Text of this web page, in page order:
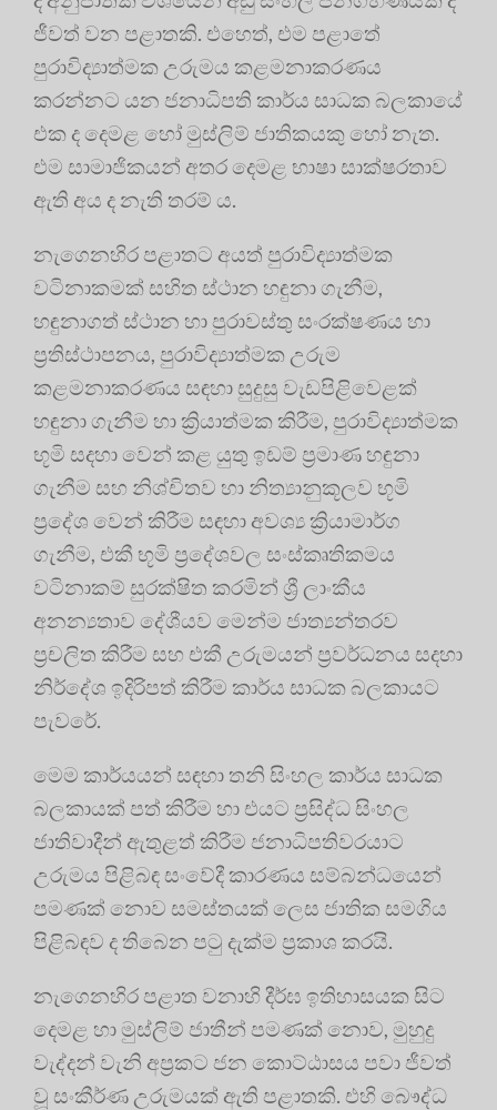
ජීවත් වන පළාතකි. එහෙත්, එම පළාතේ
පුරාවිද්‍යාත්මක උරුමය කළමනාකරණය
කරන්නට යන ජනාධිපති කාර්ය සාධක බලකායේ
එක ද දෙමළ හෝ මුස්ලිම් ජාතිකයකු හෝ නැත.
එම සාමාජිකයන් අතර දෙමළ භාෂා සාක්ෂරතාව
ඇති අය ද නැති තරම් ය.
නැගෙනහිර පළාතට අයත් පුරාවිද්‍යාත්මක
වටිනාකමක් සහිත ස්ථාන හඳුනා ගැනීම,
හඳුනාගත් ස්ථාන හා පුරාවස්තු සංරක්ෂණය හා
ප්‍රතිස්ථාපනය, පුරාවිද්‍යාත්මක උරුම
කළමනාකරණය සඳහා සුදුසු වැඩපිළිවෙළක්
හඳුනා ගැනීම හා ක්‍රියාත්මක කිරීම, පුරාවිද්‍යාත්මක
භූමි සදහා වෙන් කළ යුතු ඉඩම් ප්‍රමාණ හඳුනා
ගැනීම සහ නිශ්චිතව හා නිත්‍යානුකූලව භූමි
ප්‍රදේශ වෙන් කිරීම සඳහා අවශ්‍ය ක්‍රියාමාර්ග
ගැනීම, එකී භූමි ප්‍රදේශවල සංස්කෘතිකමය
වටිනාකම් සුරක්ෂිත කරමින් ශ්‍රී ලාංකීය
අනන්‍යතාව දේශීයව මෙන්ම ජාත්‍යන්තරව
ප්‍රචලිත කිරීම සහ එකී උරුමයන් ප්‍රවර්ධනය සදහා
නිර්දේශ ඉදිරිපත් කිරීම කාර්ය සාධක බලකායට
පැවරේ.
මෙම කාර්යයන් සඳහා තනි සිංහල කාර්ය සාධක
බලකායක් පත් කිරීම හා එයට ප්‍රසිද්ධ සිංහල
ජාතිවාදීන් ඇතුළත් කිරීම ජනාධිපතිවරයාට
උරුමය පිළිබඳ සංවේදී කාරණය සම්බන්ධයෙන්
පමණක් නොව සමස්තයක් ලෙස ජාතික සමගිය
පිළිබඳව ද තිබෙන පටු දැක්ම ප්‍රකාශ කරයි.
නැගෙනහිර පළාත වනාහි දීර්ඝ ඉතිහාසයක සිට
දෙමළ හා මුස්ලිම් ජාතීන් පමණක් නොව, මුහුදු
වැද්දන් වැනි අප්‍රකට ජන කොට්ඨාසය පවා ජීවත්
වූ සංකීර්ණ උරුමයක් ඇති පළාතකි. එහි බෞද්ධ